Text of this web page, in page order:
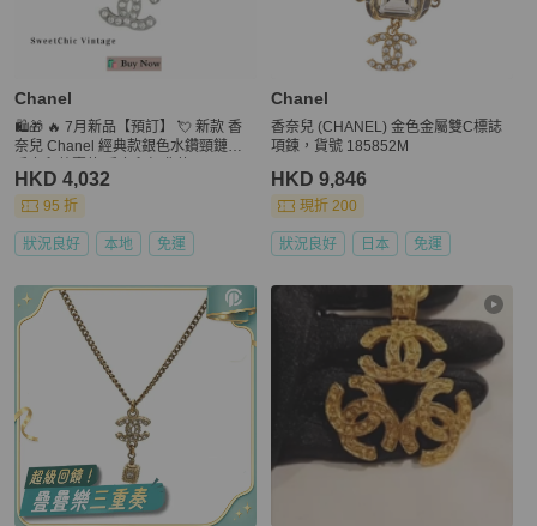
Chanel
🛍️🎁 🔥 7月新品【預訂】 💘 新款 香
奈兒 Chanel 經典款銀色水鑽頸鏈🔥
NECKLACE
HKD 4,032
95 折
狀況良好 本地 免運
Chanel
香奈兒 (CHANEL) 金色金屬雙C標誌
項鍊，貨號 185852M
HKD 9,846
現折 200
狀況良好 日本 免運